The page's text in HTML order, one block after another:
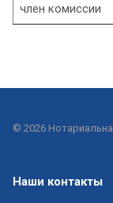
член комиссии
© 2026
Наши контакты